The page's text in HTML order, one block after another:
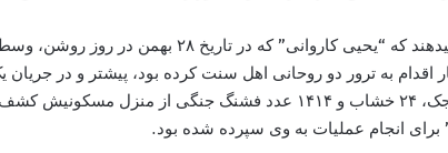
این اسناد نشان میدهند که “یحیی کاروانی” که
کلاش ،۶ عدد نارنجک، ۲۴ خشاب و ۱۴۱۴ عدد فشنگ جنگی از
برای انجام عملیات به وی سپرده شده بود.